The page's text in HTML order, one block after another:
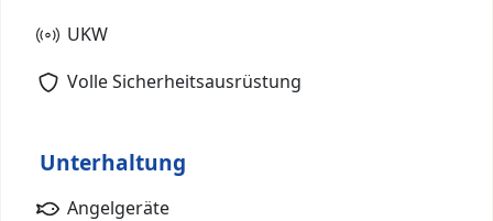
UKW
Volle Sicherheitsausrüstung
Unterhaltung
Angelgeräte